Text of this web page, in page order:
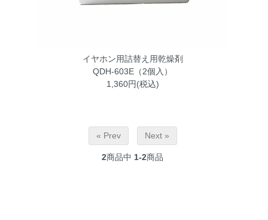
イヤホン用詰替え用乾燥剤
QDH-603E（2個入）
1,360円(税込)
« Prev Next »
2商品中 1-2商品